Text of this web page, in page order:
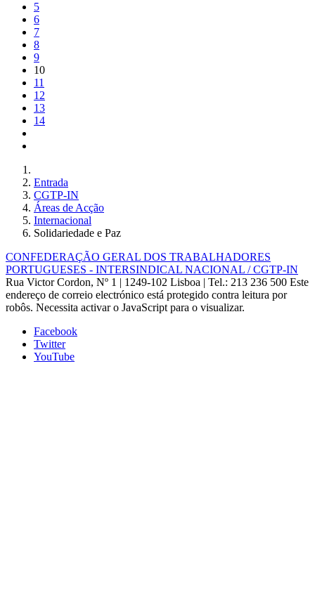
5
6
7
8
9
10
11
12
13
14
Entrada
CGTP-IN
Áreas de Acção
Internacional
Solidariedade e Paz
CONFEDERAÇÃO GERAL DOS TRABALHADORES
PORTUGUESES - INTERSINDICAL NACIONAL / CGTP-IN
Rua Victor Cordon, Nº 1 | 1249-102 Lisboa | Tel.: 213 236 500 Este
endereço de correio electrónico está protegido contra leitura por
robôs. Necessita activar o JavaScript para o visualizar.
Facebook
Twitter
YouTube